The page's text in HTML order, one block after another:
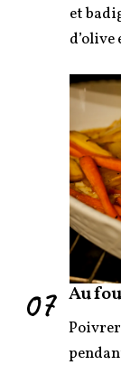
et
07 Au